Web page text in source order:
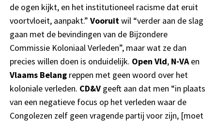
de ogen kijkt, en het institutioneel racisme dat eruit
voortvloeit, aanpakt.” Vooruitwil “verder aan de slag
gaan met de bevindingen van de Bijzondere
Commissie Koloniaal Verleden”, maar wat ze dan
precies willen doen is onduidelijk. Open Vld, N-VAen
Vlaams Belang reppen met geen woord over het
koloniale verleden. CD&V geeft aan dat men “in plaats
van een negatieve focus op het verleden waar de
Congolezen zelf geen vragende partij voor zijn, [moet